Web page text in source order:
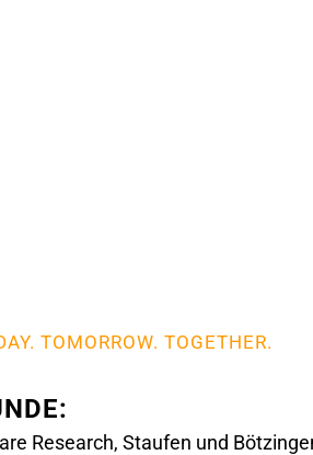
TOMORROW. TOGETHER.
Research, Staufen und